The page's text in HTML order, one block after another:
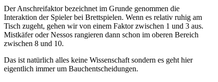
Der Anschreifaktor bezeichnet im Grunde genommen die
Interaktion der Spieler bei Brettspielen. Wenn es relativ ruhig am
Tisch zugeht, gehen wir von einem Faktor zwischen 1 und 3 aus.
Mistkäfer oder Nessos rangieren dann schon im oberen Bereich
zwischen 8 und 10.
Das ist natürlich alles keine Wissenschaft sondern es geht hier
eigentlich immer um Bauchentscheidungen.